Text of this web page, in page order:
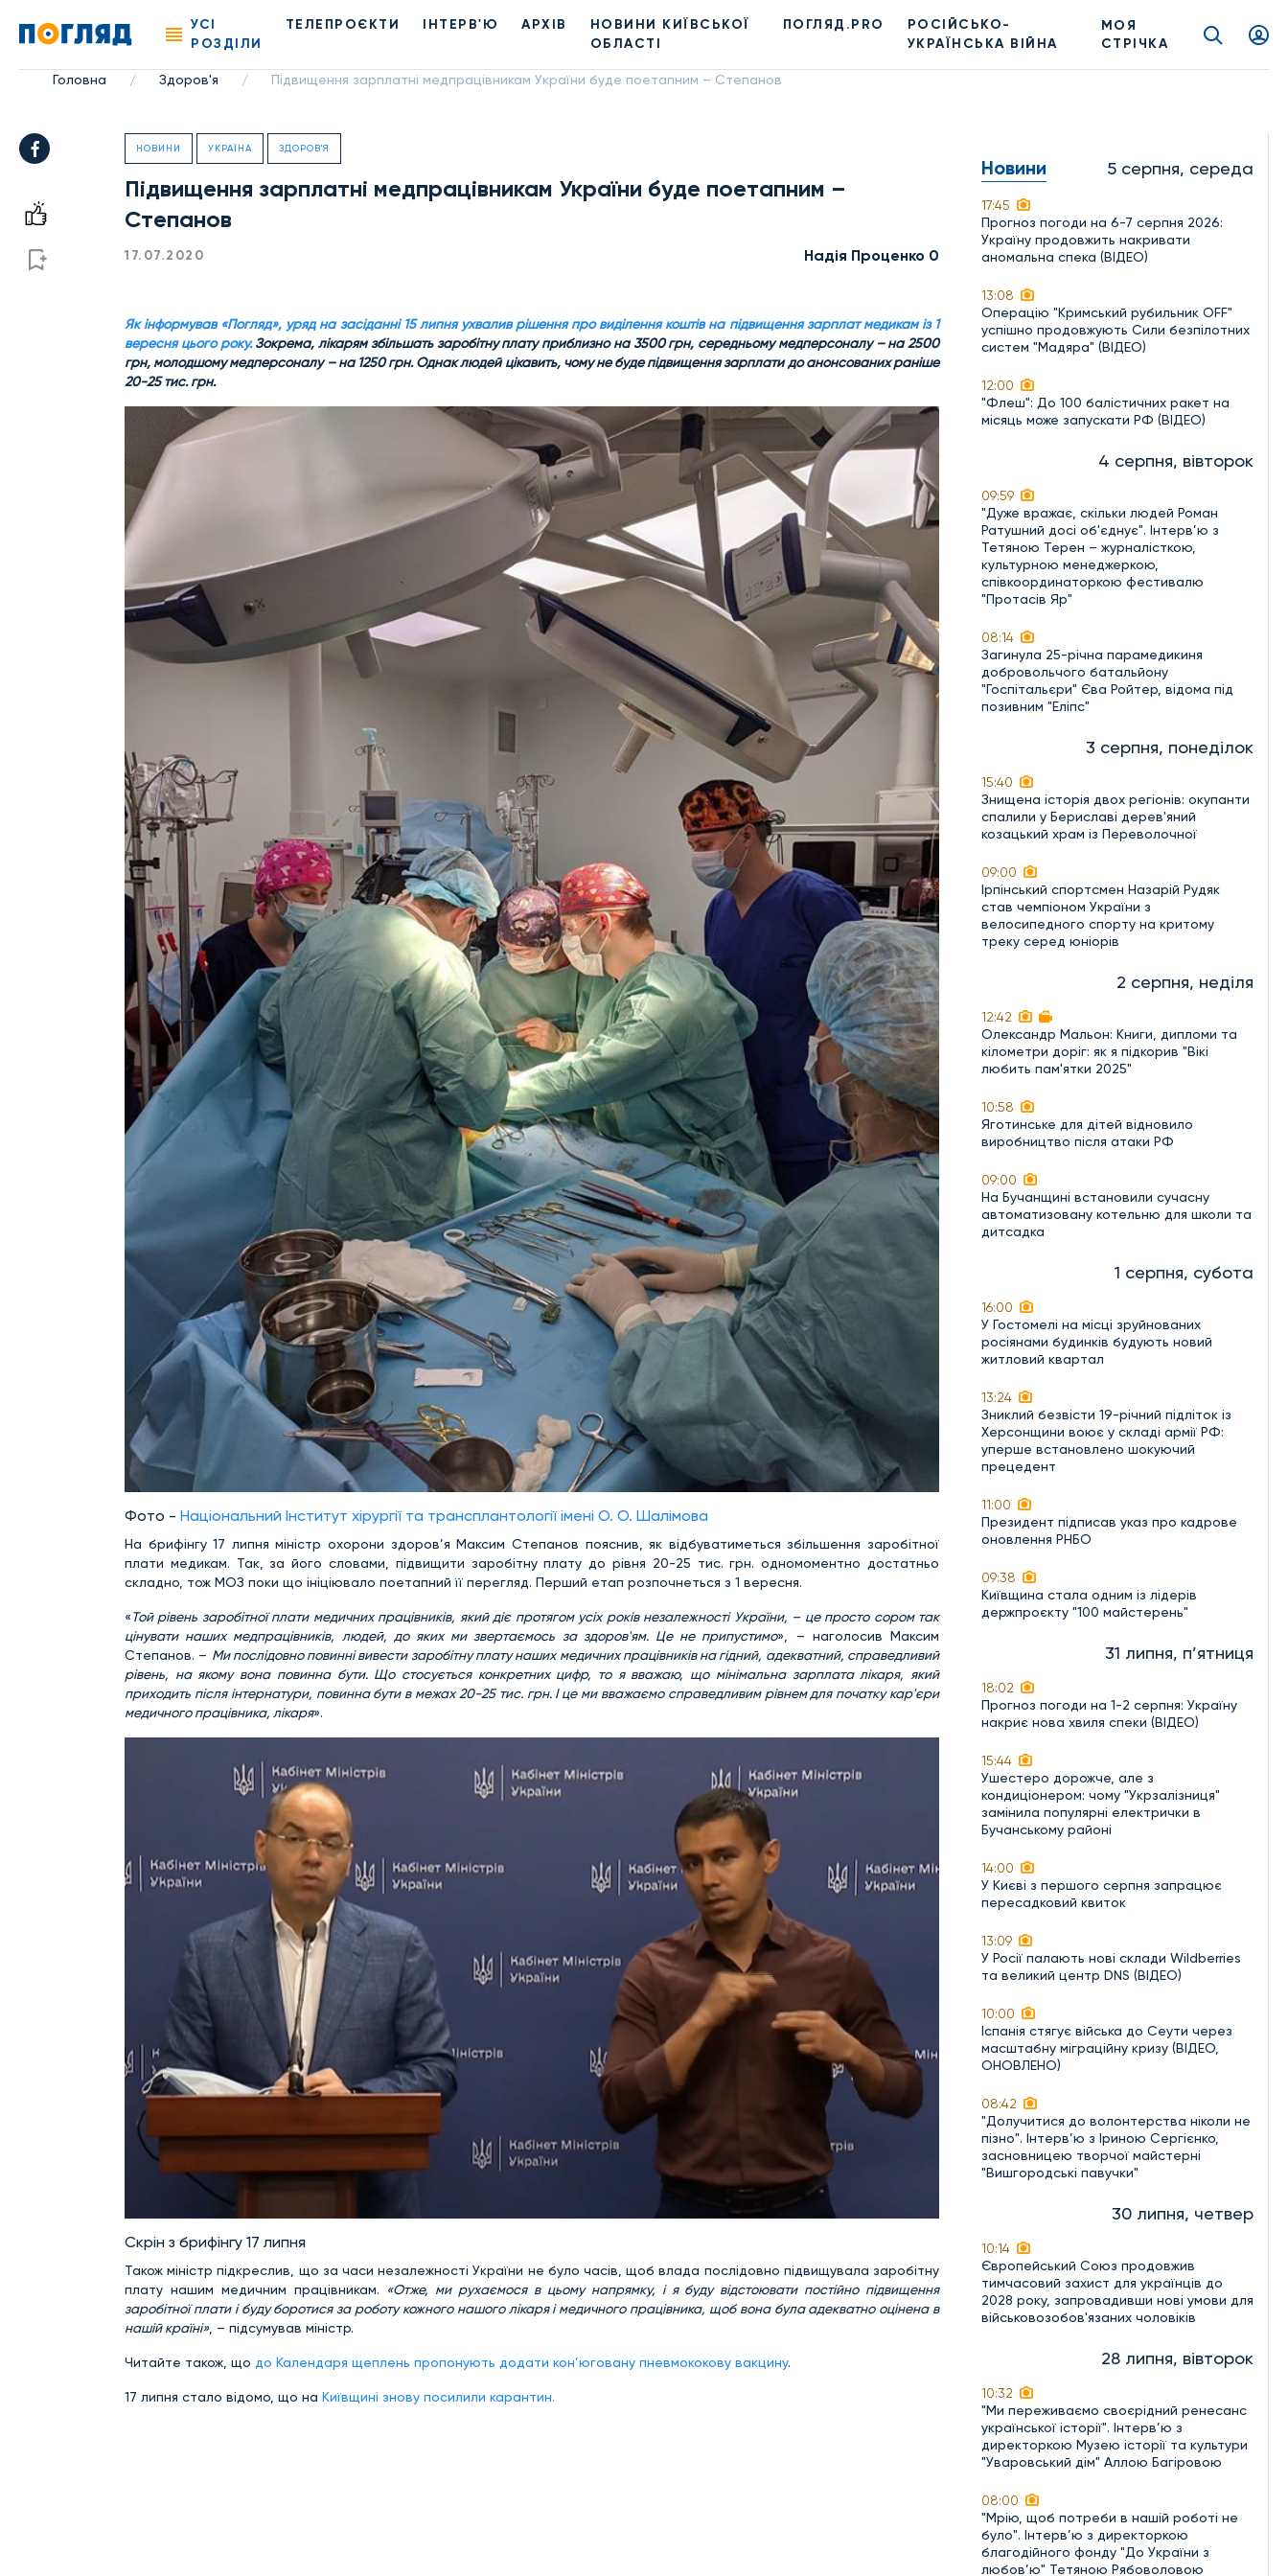
УСІ
РОЗДІЛИ
ТЕЛЕПРОЄКТИ ІНТЕРВ'Ю АРХІВ
НОВИНИ КИЇВСЬКОЇ
ОБЛАСТІ
ПОГЛЯД.PRO
РОСІЙСЬКО-
УКРАЇНСЬКА ВІЙНА
МОЯ
СТРІЧКА
Головна / Здоров'я / Підвищення зарплатні медпрацівникам України буде поетапним – Степанов
НОВИНИ УКРАЇНА ЗДОРОВ'Я
Підвищення зарплатні медпрацівникам України буде поетапним –
Степанов
17.07.2020 Надiя Проценко 0
Як інформував «Погляд», уряд на засіданні 15 липня ухвалив рішення про виділення коштів на підвищення зарплат медикам із 1
вересня цього року.Зокрема, лікарям збільшать заробітну плату приблизно на 3500 грн, середньому медперсоналу – на 2500
грн, молодшому медперсоналу – на 1250 грн. Однак людей цікавить, чому не буде підвищення зарплати до анонсованих раніше
20-25 тис. грн.
Фото - Національний Інститут хірургії та трансплантології імені О. О. Шалімова
На брифінгу 17 липня міністр охорони здоров’я Максим Степанов пояснив, як відбуватиметься збільшення заробітної
плати медикам. Так, за його словами, підвищити заробітну плату до рівня 20-25 тис. грн. одномоментно достатньо
складно, тож МОЗ поки що ініціювало поетапний її перегляд. Перший етап розпочнеться з 1 вересня.
«Той рівень заробітної плати медичних працівників, який діє протягом усіх років незалежності України, – це просто сором так
цінувати наших медпрацівників, людей, до яких ми звертаємось за здоров'ям. Це не припустимо», – наголосив Максим
Степанов. – Ми послідовно повинні вивести заробітну плату наших медичних працівників на гідний, адекватний, справедливий
рівень, на якому вона повинна бути. Що стосується конкретних цифр, то я вважаю, що мінімальна зарплата лікаря, який
приходить після інтернатури, повинна бути в межах 20-25 тис. грн. І це ми вважаємо справедливим рівнем для початку кар'єри
медичного працівника, лікаря».
Скрін з брифінгу 17 липня
Також міністр підкреслив, що за часи незалежності України не було часів, щоб влада послідовно підвищувала заробітну
плату нашим медичним працівникам. «Отже, ми рухаємося в цьому напрямку, і я буду відстоювати постійно підвищення
заробітної плати і буду боротися за роботу кожного нашого лікаря і медичного працівника, щоб вона була адекватно оцінена в
нашій країні», – підсумував міністр.
Читайте також, що до Календаря щеплень пропонують додати кон’юговану пневмококову вакцину.
17 липня стало відомо, що на Київщині знову посилили карантин.
Новини 5 серпня, середа
17:45
Прогноз погоди на 6-7 серпня 2026:
Україну продовжить накривати
аномальна спека (ВІДЕО)
13:08
Операцію "Кримський рубильник OFF"
успішно продовжують Сили безпілотних
систем "Мадяра" (ВІДЕО)
12:00
"Флеш": До 100 балістичних ракет на
місяць може запускати РФ (ВІДЕО)
4 серпня, вівторок
09:59
"Дуже вражає, скільки людей Роман
Ратушний досі об'єднує". Інтерв’ю з
Тетяною Терен – журналісткою,
культурною менеджеркою,
співкоординаторкою фестивалю
"Протасів Яр"
08:14
Загинула 25-річна парамедикиня
добровольчого батальйону
"Госпітальєри" Єва Ройтер, відома під
позивним "Еліпс"
3 серпня, понеділок
15:40
Знищена історія двох регіонів: окупанти
спалили у Бериславі дерев'яний
козацький храм із Переволочної
09:00
Ірпінський спортсмен Назарій Рудяк
став чемпіоном України з
велосипедного спорту на критому
треку серед юніорів
2 серпня, неділя
12:42
Олександр Мальон: Книги, дипломи та
кілометри доріг: як я підкорив "Вікі
любить пам'ятки 2025"
10:58
Яготинське для дітей відновило
виробництво після атаки РФ
09:00
На Бучанщині встановили сучасну
автоматизовану котельню для школи та
дитсадка
1 серпня, субота
16:00
У Гостомелі на місці зруйнованих
росіянами будинків будують новий
житловий квартал
13:24
Зниклий безвісти 19-річний підліток із
Херсонщини воює у складі армії РФ:
уперше встановлено шокуючий
прецедент
11:00
Президент підписав указ про кадрове
оновлення РНБО
09:38
Київщина стала одним із лідерів
держпроєкту "100 майстерень"
31 липня, п’ятниця
18:02
Прогноз погоди на 1-2 серпня: Україну
накриє нова хвиля спеки (ВІДЕО)
15:44
Ушестеро дорожче, але з
кондиціонером: чому "Укрзалізниця"
замінила популярні електрички в
Бучанському районі
14:00
У Києві з першого серпня запрацює
пересадковий квиток
13:09
У Росії палають нові склади Wildberries
та великий центр DNS (ВІДЕО)
10:00
Іспанія стягує війська до Сеути через
масштабну міграційну кризу (ВІДЕО,
ОНОВЛЕНО)
08:42
"Долучитися до волонтерства ніколи не
пізно". Інтерв’ю з Іриною Сергієнко,
засновницею творчої майстерні
"Вишгородські павучки"
30 липня, четвер
10:14
Європейський Союз продовжив
тимчасовий захист для українців до
2028 року, запровадивши нові умови для
військовозобов'язаних чоловіків
28 липня, вівторок
10:32
"Ми переживаємо своєрідний ренесанс
української історії". Інтерв’ю з
директоркою Музею історії та культури
"Уваровський дім" Аллою Багіровою
08:00
"Мрію, щоб потреби в нашій роботі не
було". Інтерв’ю з директоркою
благодійного фонду "До України з
любов’ю" Тетяною Рябоволовою